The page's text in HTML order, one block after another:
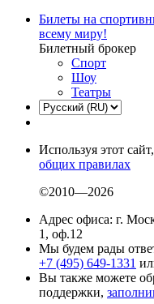
Билеты на
всему миру!
Билетный брокер
Спорт
Шоу
Театры
Используя этот
общих правилах
©2010—2026
Адрес офиса: г.
1, оф.12
Мы будем рады
+7 (495) 649-1331
Вы также можете
поддержки,